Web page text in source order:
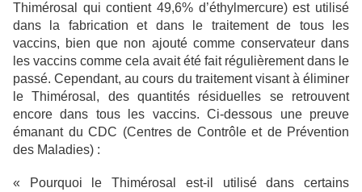
Thimérosal qui contient 49,6% d’éthylmercure) est utilisé
dans la fabrication et dans le traitement de tous les
vaccins, bien que non ajouté comme conservateur dans
les vaccins comme cela avait été fait régulièrement dans le
passé. Cependant, au cours du traitement visant à éliminer
le Thimérosal, des quantités résiduelles se retrouvent
encore dans tous les vaccins. Ci-dessous une preuve
émanant du CDC (Centres de Contrôle et de Prévention
des Maladies) :
« Pourquoi le Thimérosal est-il utilisé dans certains